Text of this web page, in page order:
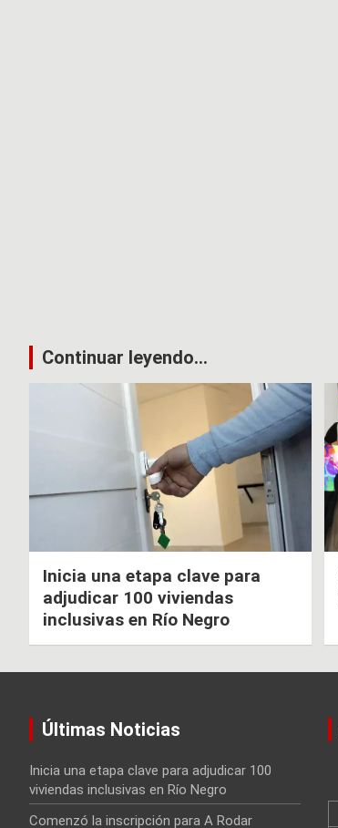
Continuar leyendo...
Inicia una etapa clave para
adjudicar 100 viviendas
inclusivas en Río Negro
Últimas Noticias
Inicia una etapa clave para adjudicar 100
viviendas inclusivas en Río Negro
Comenzó la inscripción para A Rodar